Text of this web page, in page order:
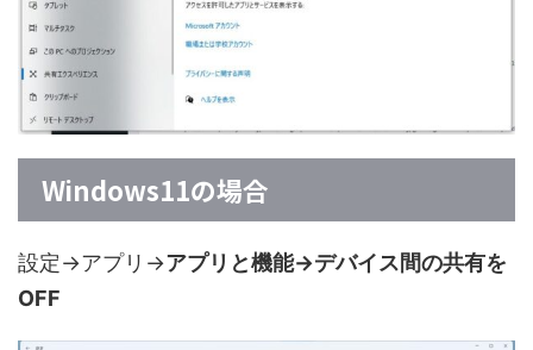
Windows11の場合
設定→アプリ→アプリと機能→デバイス間の共有を
OFF